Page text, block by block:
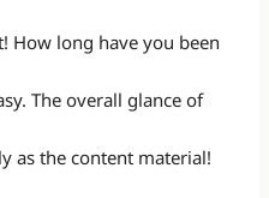
How long have you been
The overall glance of
as the content material!